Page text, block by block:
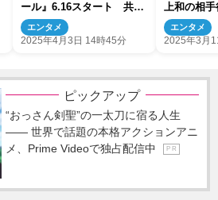
ール』6.16スタート 共演
に藤岡真威人ら
エンタメ
2025年4月3日 14時45分
上和の相
世、モグ
輔、駿河
エンタメ
2025年3月
ピックアップ
“おっさん剣聖”の一太刀に宿る人生
―― 世界で話題の本格アクションアニ
メ、Prime Videoで独占配信中
P R